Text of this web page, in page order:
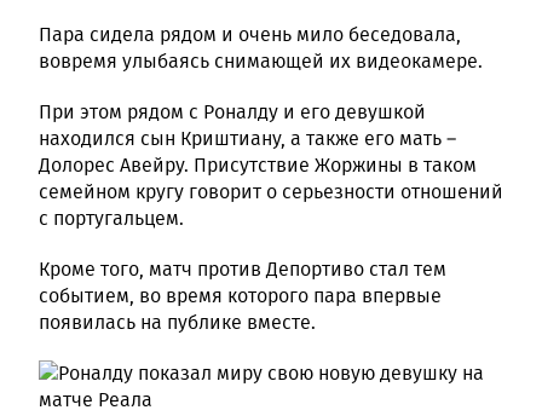
Пара сидела рядом и очень мило беседовала,
вовремя улыбаясь снимающей их видеокамере.
При этом рядом с Роналду и его девушкой
находился сын Криштиану, а также его мать –
Долорес Авейру. Присутствие Жоржины в таком
семейном кругу говорит о серьезности отношений
с португальцем.
Кроме того, матч против Депортиво стал тем
событием, во время которого пара впервые
появилась на публике вместе.